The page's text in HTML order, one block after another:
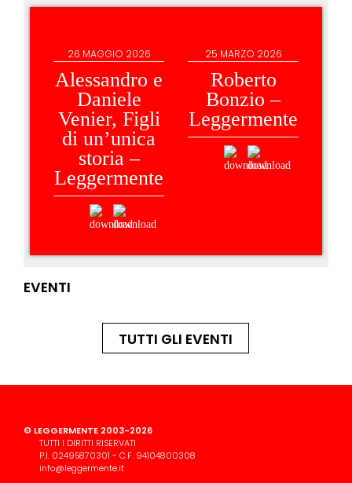
26 MAGGIO 2026
Alessandro e
Daniele
Venier, Figli
di un’unica
storia –
Leggermente
25 MARZO 2026
Roberto
Bonzio –
Leggermente
EVENTI
TUTTI GLI EVENTI
© LEGGERMENTE 2003-2026
TUTTI I DIRITTI RISERVATI
P.I. 02495870301 - C.F. 94104800308
info@leggermente.it